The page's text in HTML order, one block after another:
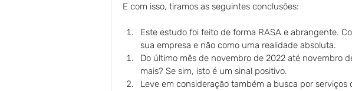
E com isso, tiramos as seguintes conclusões:
Este estudo foi feito de forma RASA e abrangente.
sua empresa e não como uma realidade absoluta.
Do último mês de novembro de 2022 até novembro
mais? Se sim, isto é um sinal positivo.
Leve em consideração também a busca por